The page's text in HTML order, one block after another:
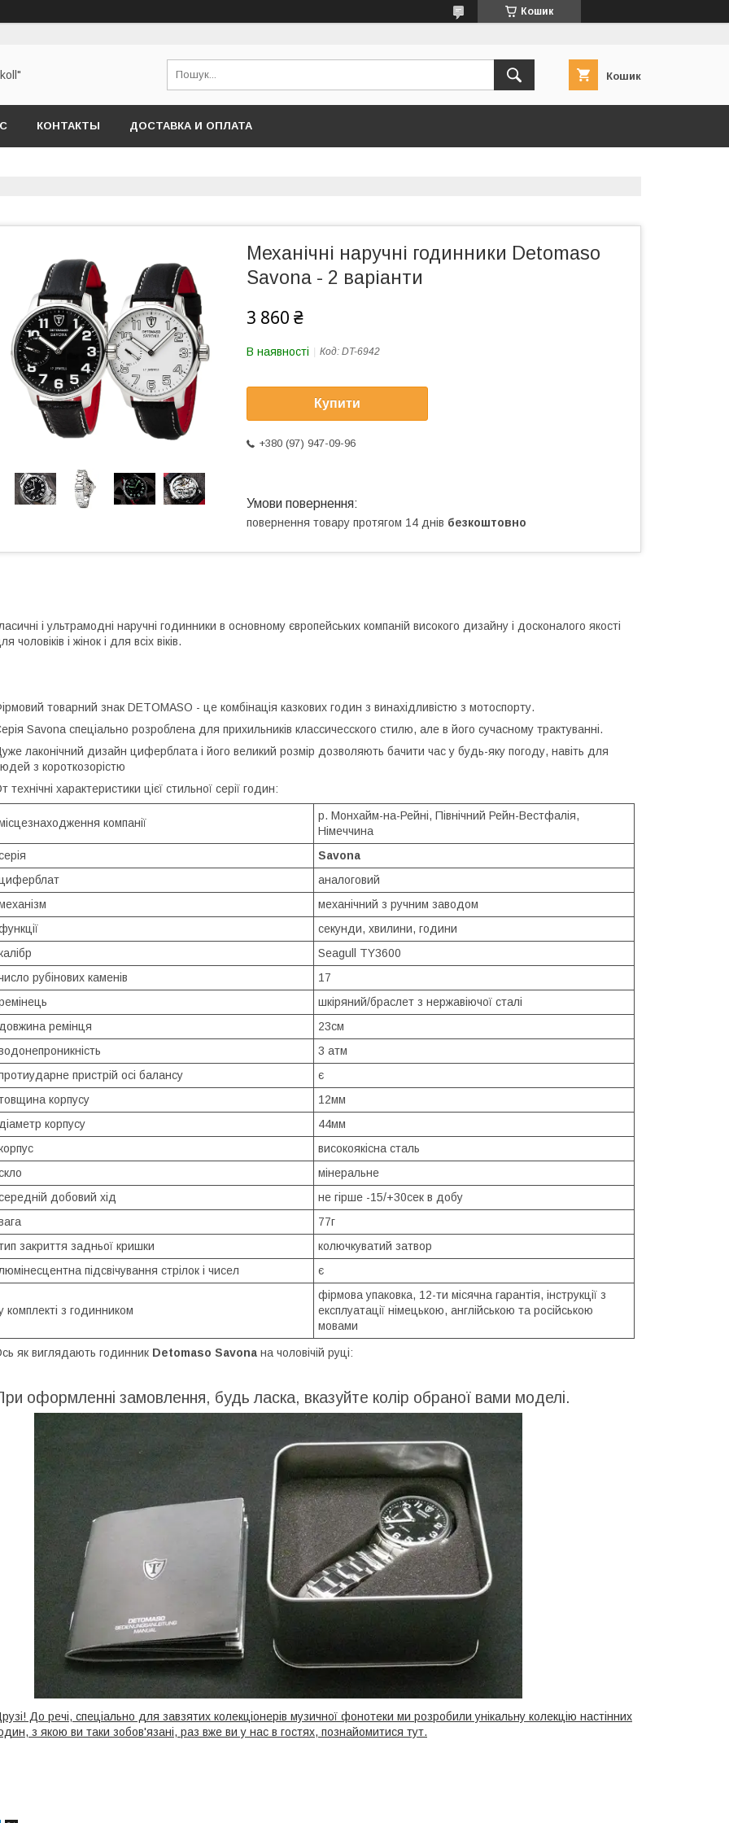
Кошик
Кошик
КОНТАКТЫ ДОСТАВКА И ОПЛАТА
Механічні наручні годинники Detomaso
Savona - 2 варіанти
3 860 ₴
В наявності Код: DT-6942
Купити
+380 (97) 947-09-96
повернення товару протягом 14 днів безкоштовно
і ультрамодні наручні годинники в основному європейських компаній високого дизайну і досконалого якості
чоловіків і жінок і для всіх віків.
товарний знак DETOMASO - це комбінація казкових годин з винахідливістю з мотоспорту.
Savona спеціально розроблена для прихильників классичесского стилю, але в його сучасному трактуванні.
лаконічний дизайн циферблата і його великий розмір дозволяють бачити час у будь-яку погоду, навіть для
з короткозорістю
технічні характеристики цієї стильної серії годин:
компанії
р. Монхайм-на-Рейні, Північний Рейн-Вестфалія,
Німеччина
Savona
аналоговий
механічний з ручним заводом
секунди, хвилини, години
Seagull TY3600
рубінових каменів
17
шкіряний/браслет з нержавіючої сталі
ремінця
23см
3 атм
пристрій осі балансу
є
корпусу
12мм
корпусу
44мм
високоякісна сталь
мінеральне
добовий хід
не гірше -15/+30сек в добу
77г
закриття задньої кришки
колючкуватий затвор
підсвічування стрілок і чисел
є
комплекті з годинником
фірмова упаковка, 12-ти місячна гарантія, інструкції з
експлуатації німецькою, англійською та російською
мовами
як виглядають годинник Detomaso Savona на чоловічій руці:
оформленні замовлення, будь ласка, вказуйте колір обраної вами моделі.
До речі, спеціально для завзятих колекціонерів музичної фонотеки ми розробили унікальну колекцію настінних
з якою ви таки зобов'язані, раз вже ви у нас в гостях, познайомитися тут.